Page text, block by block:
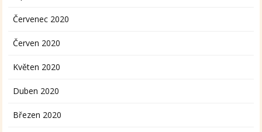
Červenec 2020
Červen 2020
Květen 2020
Duben 2020
Březen 2020